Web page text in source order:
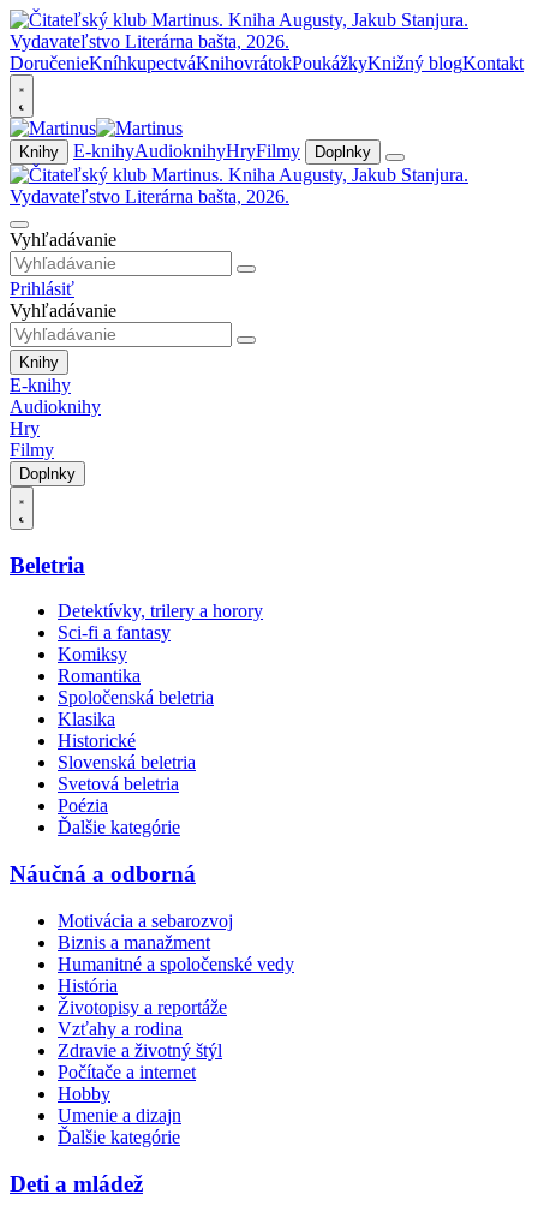
DoručenieKníhkupectváKnihovrátokPoukážkyKnižný blogKontakt
Knihy E-knihyAudioknihyHryFilmy Doplnky
Vyhľadávanie
Prihlásiť
Vyhľadávanie
Knihy
E-knihy
Audioknihy
Hry
Filmy
Doplnky
Beletria
Detektívky, trilery a horory
Sci-fi a fantasy
Komiksy
Romantika
Spoločenská beletria
Klasika
Historické
Slovenská beletria
Svetová beletria
Poézia
Ďalšie kategórie
Náučná a odborná
Motivácia a sebarozvoj
Biznis a manažment
Humanitné a spoločenské vedy
História
Životopisy a reportáže
Vzťahy a rodina
Zdravie a životný štýl
Počítače a internet
Hobby
Umenie a dizajn
Ďalšie kategórie
Deti a mládež